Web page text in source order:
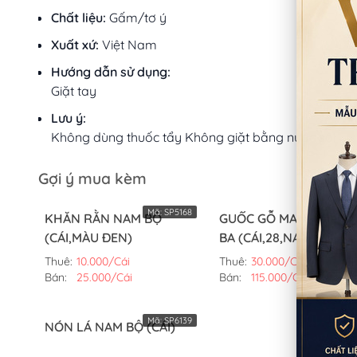
Chất liệu: Gấm/tơ ý
Xuất xứ: Việt Nam
Hướng dẫn sử dụng:
Giặt tay
Lưu ý:
Không dùng thuốc tẩy Không giặt bằng nước sôi
Gợi ý mua kèm
KHĂN RẰN NAM BỘ
(CÁI,MÀU ĐEN)
Thuê: 10.000/Cái
Bán:
25.000/Cái
Mã: SP5168
GUỐC GỖ MANG VỚI BÀ
BA (CÁI,28,NAM)
Thuê: 30.000/Cái
Bán:
115.000/Cái
Mã:
NÓN LÁ NAM BỘ (CÁI)
Mã:SP6139